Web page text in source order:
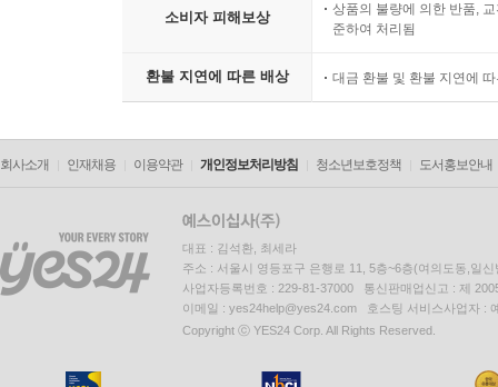
소비자 피해보상
상품의 불량에 의한 반품,
준하여 처리됨
환불 지연에 따른 배상 대금 환불 및 환불 지연에
회사소개 인재채용 이용약관 개인정보처리방침 청소년보호정책 도서홍보안내
대표 : 김석환, 최세라
주소 : 서울시 영등포구 은행로 11, 5층~6층(여의도동,일신
사업자등록번호 : 229-81-37000 통신판매업신고 : 제
이메일 : yes24help@yes24.com 호스팅 서비스사업자 :
Copyright ⓒ YES24 Corp. All Rights Reserved.